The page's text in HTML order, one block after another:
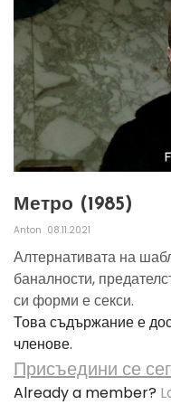
Метро (1985)
Anton 08.11.2021
Алтернативата на
баналности,
си форми е секси.
Това съдържание е
членове.
Присъедини се
Already a member?